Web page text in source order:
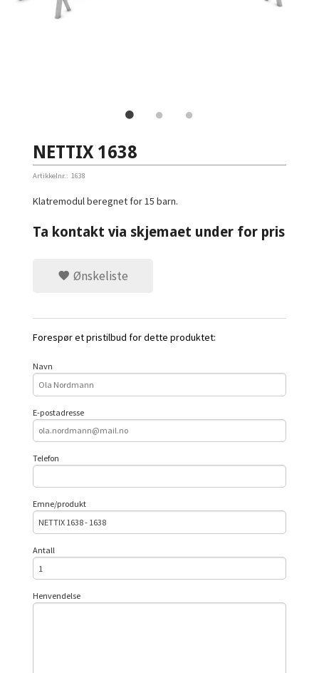
NETTIX 1638
Artikkelnr.: 1638
Klatremodul beregnet for 15 barn.
Ta kontakt via skjemaet under for pris
Ønskeliste
Forespør et pristilbud for dette produktet:
Navn
E-postadresse
Telefon
Emne/produkt
Antall
Henvendelse